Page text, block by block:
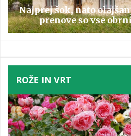
Najprej šok, nato
prenove so vse
ROŽE IN VRT